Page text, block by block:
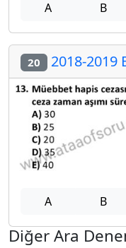
A B
20 2018-2019
A B
Diğer Ara